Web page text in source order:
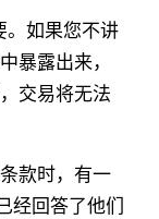
。如果您不讲
暴露出来，
交易将无法
款时，有一
经回答了他们